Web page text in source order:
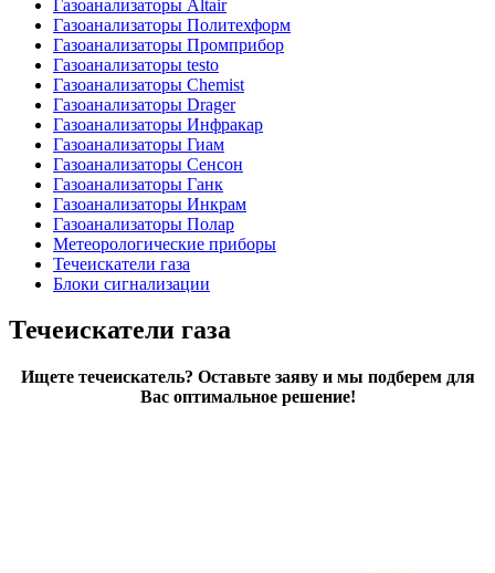
Газоанализаторы Altair
Газоанализаторы Политехформ
Газоанализаторы Промприбор
Газоанализаторы testo
Газоанализаторы Chemist
Газоанализаторы Drager
Газоанализаторы Инфракар
Газоанализаторы Гиам
Газоанализаторы Сенсон
Газоанализаторы Ганк
Газоанализаторы Инкрам
Газоанализаторы Полар
Метеорологические приборы
Течеискатели газа
Блоки сигнализации
Течеискатели газа
Ищете течеискатель? Оставьте заяву и мы подберем для
Вас оптимальное решение!